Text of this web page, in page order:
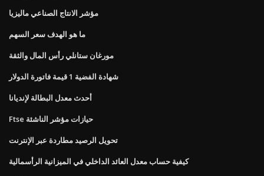
مؤشر الانتاج الصناعي ماليزيا
ما هو الهدف سعر السهم
مورغان ستانلي رأس المال والثقة
شهادة الفضية 1 قيمة فاتورة الدولار
أحدث معدل البطالة لإنديانا
Ftse حيازات مؤشر الناشئة
تحويل الرصيد مطاردة عبر الإنترنت
كيفية حساب معدل العائد الداخلي في الميزانية الرأسمالية